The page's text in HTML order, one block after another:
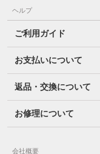
ヘルプ
ご利用ガイド
お支払いについて
返品・交換について
お修理について
会社概要